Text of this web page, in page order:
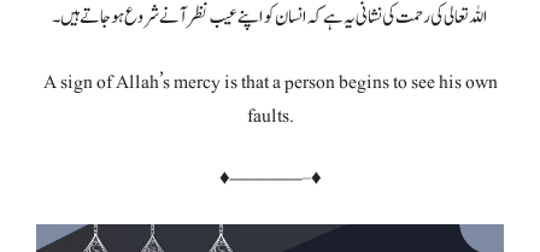
اللہ تعالی کی رحمت کی نشانی یہ ہے کہ انسان کو اپنے عیب نظر آنے شروع ہوجاتے ہیں۔
A sign of Allah’s mercy is that a person begins to see his own
faults.
♦—————–♦